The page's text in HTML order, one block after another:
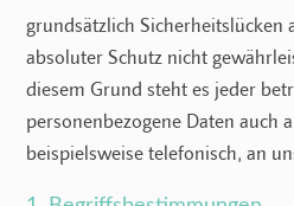
grundsätzlich Sicherheitslücken
absoluter Schutz nicht
diesem Grund steht es jeder
personenbezogene Daten auch
beispielsweise telefonisch, an